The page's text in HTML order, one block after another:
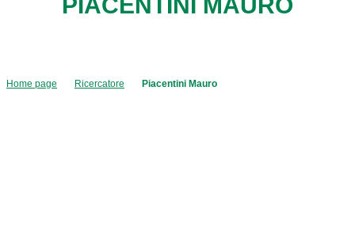
Home page Ricercatore Piacentini Mauro